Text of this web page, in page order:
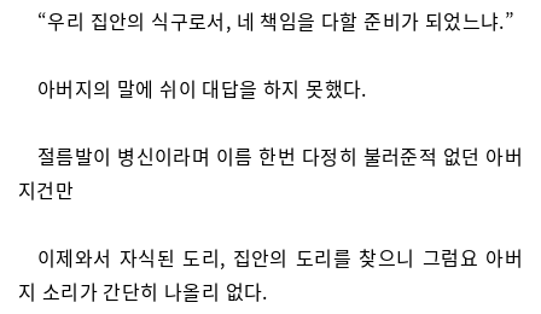
“우리 집안의 식구로서, 네 책임을 다할 준비가 되었느냐.”
아버지의 말에 쉬이 대답을 하지 못했다.
절름발이 병신이라며 이름 한번 다정히 불러준적 없던 아버
지건만
이제와서 자식된 도리, 집안의 도리를 찾으니 그럼요 아버
지 소리가 간단히 나올리 없다.